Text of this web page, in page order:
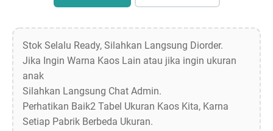
Stok Selalu Ready, Silahkan Langsung Diorder.
Jika Ingin Warna Kaos Lain atau jika ingin ukuran
anak
Silahkan Langsung Chat Admin.
Perhatikan Baik2 Tabel Ukuran Kaos Kita, Karna
Setiap Pabrik Berbeda Ukuran.